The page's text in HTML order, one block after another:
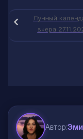
Лунный
вчера
Автор: